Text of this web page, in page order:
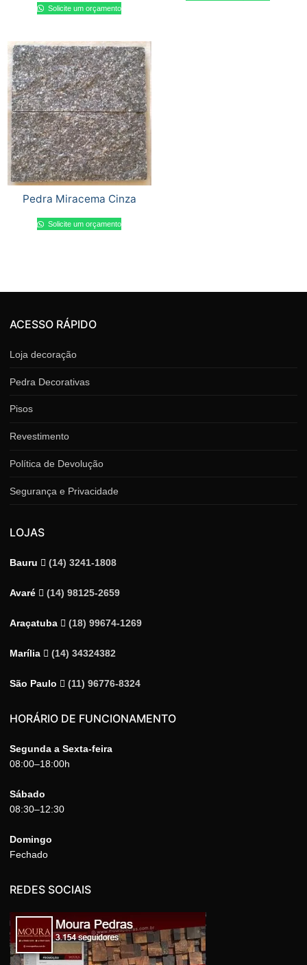
Solicite um orçamento
Pedra Miracema Cinza
Solicite um orçamento
ACESSO RÁPIDO
Loja decoração
Pedra Decorativas
Pisos
Revestimento
Política de Devolução
Segurança e Privacidade
LOJAS
Bauru (14) 3241-1808
Avaré (14) 98125-2659
Araçatuba (18) 99674-1269
Marília (14) 34324382
São Paulo (11) 96776-8324
HORÁRIO DE FUNCIONAMENTO
Segunda a Sexta-feira
08:00–18:00h
Sábado
08:30–12:30
Domingo
Fechado
REDES SOCIAIS